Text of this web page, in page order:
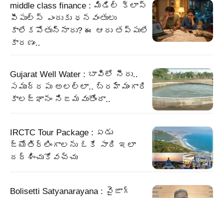
middle class finance : మిడిల్ క్లాస్
పీపుల్స్ ఎందుకు ధనవంతులు
కాలేకపోతున్నారు? ఈ ఆరు తప్పులే
కారణం..
Gujarat Well Water : బావిలో నీరు..
సముద్రపు అలల్లా.. బ్రహ్మంగారి
కాలజ్ఞానం నిజమవుతోందా..
IRCTC Tour Package : ఏడు
జ్యోతిర్లింగాలను ఓకే సారి ఇలా
దర్శించుకోవచ్చు
Bolisetti Satyanarayana : వైజాగ్